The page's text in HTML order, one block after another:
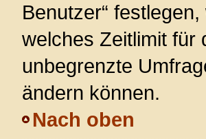
Benutzer“
welches Zeitlimit für
unbegrenzte
ändern können.
Nach oben